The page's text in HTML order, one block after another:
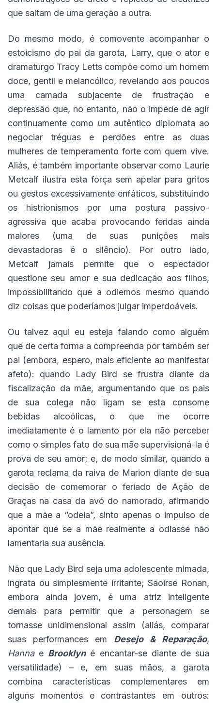
que saltam de uma geração a outra.
Do mesmo modo, é comovente acompanhar o
estoicismo do pai da garota, Larry, que o ator e
dramaturgo Tracy Letts compõe como um homem
doce, gentil e melancólico, revelando aos poucos
uma camada subjacente de frustração e
depressão que, no entanto, não o impede de agir
continuamente como um autêntico diplomata ao
negociar tréguas e perdões entre as duas
mulheres de temperamento forte com quem vive.
Aliás, é também importante observar como Laurie
Metcalf ilustra esta força sem apelar para gritos
ou gestos excessivamente enfáticos, substituindo
os histrionismos por uma postura passivo-
agressiva que acaba provocando feridas ainda
maiores (uma de suas punições mais
devastadoras é o silêncio). Por outro lado,
Metcalf jamais permite que o espectador
questione seu amor e sua dedicação aos filhos,
impossibilitando que a odiemos mesmo quando
diz coisas que poderíamos julgar imperdoáveis.
Ou talvez aqui eu esteja falando como alguém
que de certa forma a compreenda por também ser
pai (embora, espero, mais eficiente ao manifestar
afeto): quando Lady Bird se frustra diante da
fiscalização da mãe, argumentando que os pais
de sua colega não ligam se esta consome
bebidas alcoólicas, o que me ocorre
imediatamente é o lamento por ela não perceber
como o simples fato de sua mãe supervisioná-la é
prova de seu amor; e, de modo similar, quando a
garota reclama da raiva de Marion diante de sua
decisão de comemorar o feriado de Ação de
Graças na casa da avó do namorado, afirmando
que a mãe a “odeia”, sinto apenas o impulso de
apontar que se a mãe realmente a odiasse não
lamentaria sua ausência.
Não que Lady Bird seja uma adolescente mimada,
ingrata ou simplesmente irritante; Saoirse Ronan,
embora ainda jovem, é uma atriz inteligente
demais para permitir que a personagem se
tornasse unidimensional assim (aliás, comparar
suas performances em Desejo & Reparação,
Hannae Brooklyné encantar-se diante de sua
versatilidade) – e, em suas mãos, a garota
combina características complementares em
alguns momentos e contrastantes em outros: